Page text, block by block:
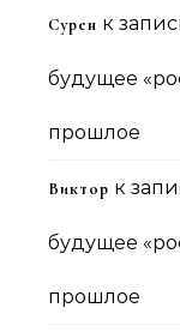
Сурен к
будущее
прошлое
Виктор к
будущее
прошлое